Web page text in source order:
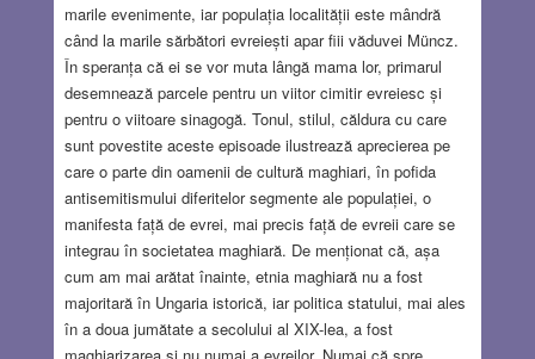
marile evenimente, iar populația localității este mândră
când la marile sărbători evreiești apar fiii văduvei Müncz.
În speranța că ei se vor muta lângă mama lor, primarul
desemnează parcele pentru un viitor cimitir evreiesc și
pentru o viitoare sinagogă. Tonul, stilul, căldura cu care
sunt povestite aceste episoade ilustrează aprecierea pe
care o parte din oamenii de cultură maghiari, în pofida
antisemitismului diferitelor segmente ale populației, o
manifesta față de evrei, mai precis față de evreii care se
integrau în societatea maghiară. De menționat că, așa
cum am mai arătat înainte, etnia maghiară nu a fost
majoritară în Ungaria istorică, iar politica statului, mai ales
în a doua jumătate a secolului al XIX-lea, a fost
maghiarizarea și nu numai a evreilor. Numai că spre